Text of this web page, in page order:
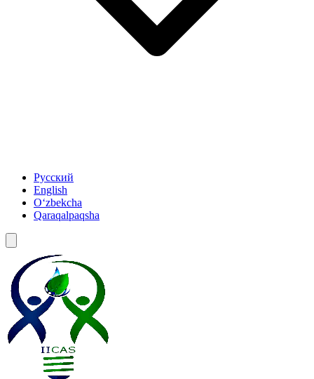
Русский
English
Oʻzbekcha
Qaraqalpaqsha